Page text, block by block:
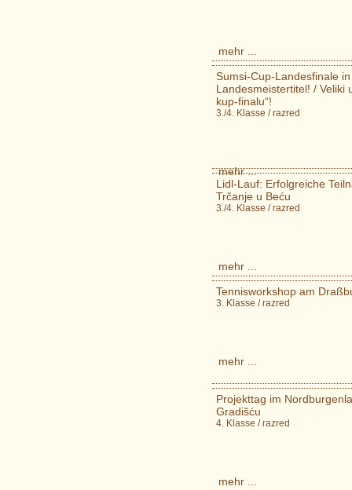
mehr ...
Sumsi-Cup-Landesfinale
Landesmeistertitel! / Veliki
kup-finalu“!
3./4. Klasse / razred
mehr ...
Lidl-Lauf: Erfolgreiche
Trčanje u Beću
3./4. Klasse / razred
mehr ...
Tennisworkshop am
3. Klasse / razred
mehr ...
Projekttag im
Gradišću
4. Klasse / razred
mehr ...